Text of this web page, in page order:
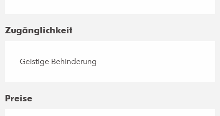
Zugänglichkeit
Geistige Behinderung
Preise